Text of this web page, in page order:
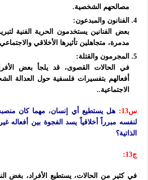
مصالحهم الشخصية.
الفنانون والمبدعون:
بعض الفنانين يستخدمون الحرية الفنية
مدمرة، متجاهلين تأثيرها الأخلاقي
المجرمون والقتلة:
في الحالات القصوى، قد يلجأ بعض
أفعالهم بتفسيرات فلسفية حول العدالة
الاجتماعية..
س13:
هل يستطيع أي إنسان، مهما كان
لنفسه مبرراً أخلاقياً يسد الفجوة بين أفعاله غير
الذاتية؟
ج13:
في كثير من الحالات، يستطيع الأفراد، بغض